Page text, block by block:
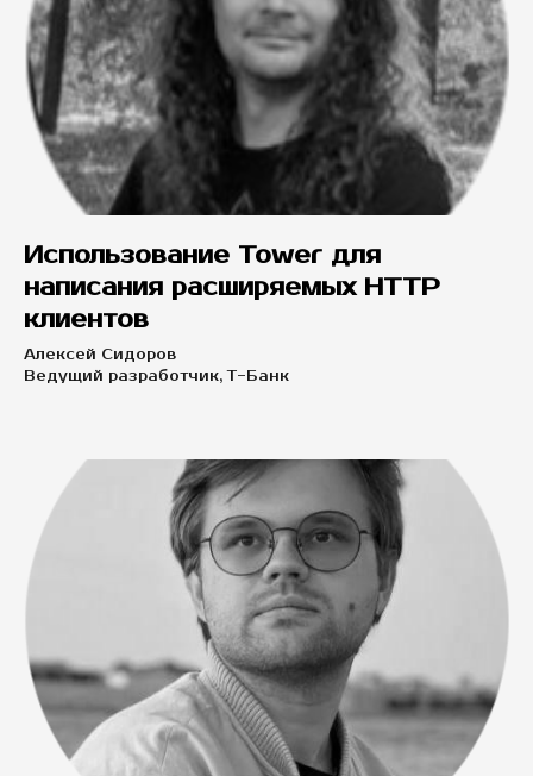
Использование Tower для
написания расширяемых HTTP
клиентов
Алексей Сидоров
Ведущий разработчик, Т-Банк